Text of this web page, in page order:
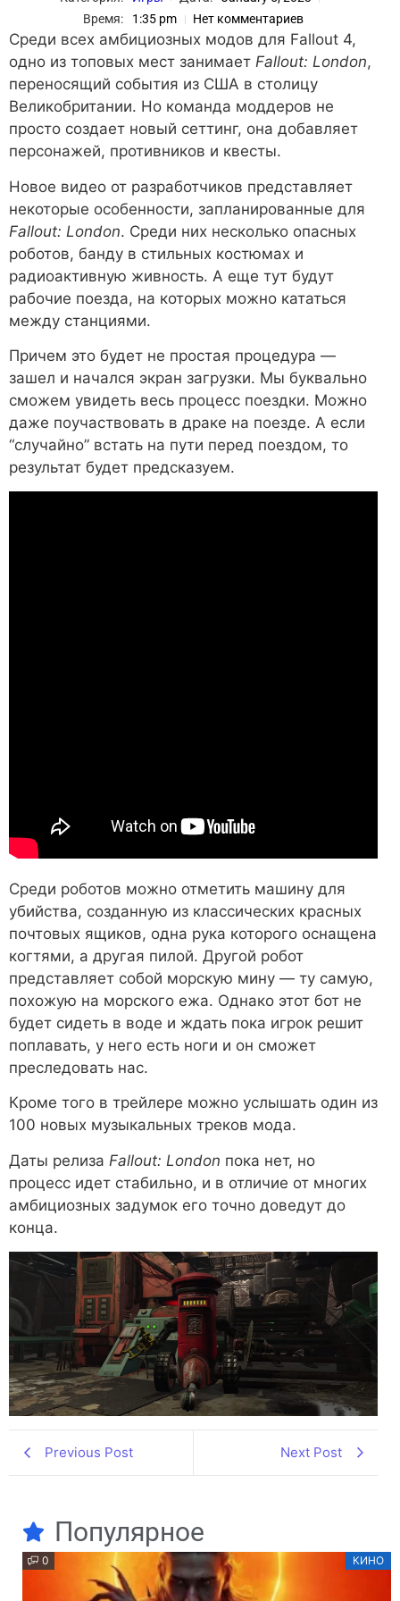
Время:
1:35 pm Нет комментариев
Среди всех амбициозных модов для Fallout 4,
одно из топовых мест занимает Fallout: London,
переносящий события из США в столицу
Великобритании. Но команда моддеров не
просто создает новый сеттинг, она добавляет
персонажей, противников и квесты.
Новое видео от разработчиков представляет
некоторые особенности, запланированные для
Fallout: London. Среди них несколько опасных
роботов, банду в стильных костюмах и
радиоактивную живность. А еще тут будут
рабочие поезда, на которых можно кататься
между станциями.
Причем это будет не простая процедура —
зашел и начался экран загрузки. Мы буквально
сможем увидеть весь процесс поездки. Можно
даже поучаствовать в драке на поезде. А если
“случайно” встать на пути перед поездом, то
результат будет предсказуем.
Среди роботов можно отметить машину для
убийства, созданную из классических красных
почтовых ящиков, одна рука которого оснащена
когтями, а другая пилой. Другой робот
представляет собой морскую мину — ту самую,
похожую на морского ежа. Однако этот бот не
будет сидеть в воде и ждать пока игрок решит
поплавать, у него есть ноги и он сможет
преследовать нас.
Кроме того в трейлере можно услышать один из
100 новых музыкальных треков мода.
Даты релиза Fallout: London пока нет, но
процесс идет стабильно, и в отличие от многих
амбициозных задумок его точно доведут до
конца.
Previous Post Next Post
Популярное
0 КИНО